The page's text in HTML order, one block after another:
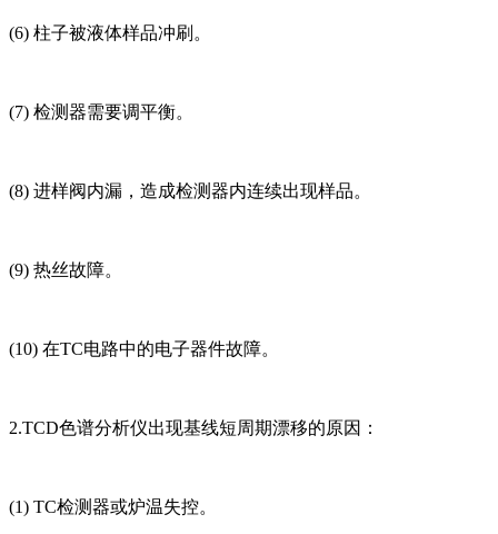
(6) 柱子被液体样品冲刷。
(7) 检测器需要调平衡。
(8) 进样阀内漏，造成检测器内连续出现样品。
(9) 热丝故障。
(10) 在TC电路中的电子器件故障。
2.TCD色谱分析仪出现基线短周期漂移的原因：
(1) TC检测器或炉温失控。